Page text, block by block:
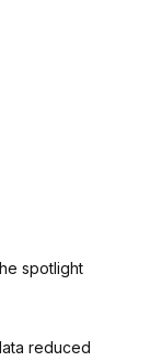
spotlight
reduced